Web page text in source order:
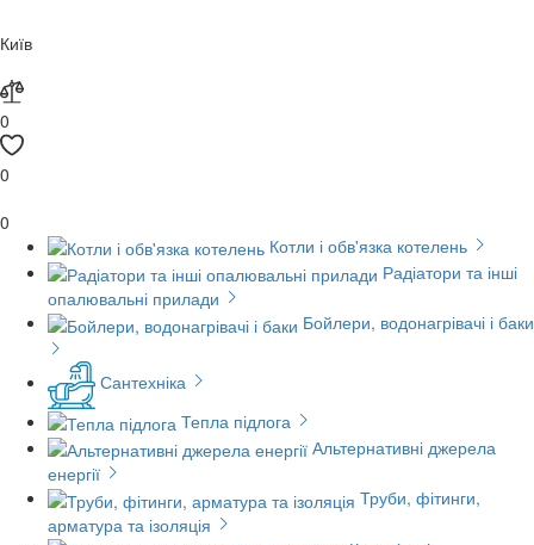
Київ
0
0
0
Котли і обв'язка котелень
Радіатори та інші
опалювальні прилади
Бойлери, водонагрівачі і баки
Сантехніка
Тепла підлога
Альтернативні джерела
енергії
Труби, фітинги,
арматура та ізоляція